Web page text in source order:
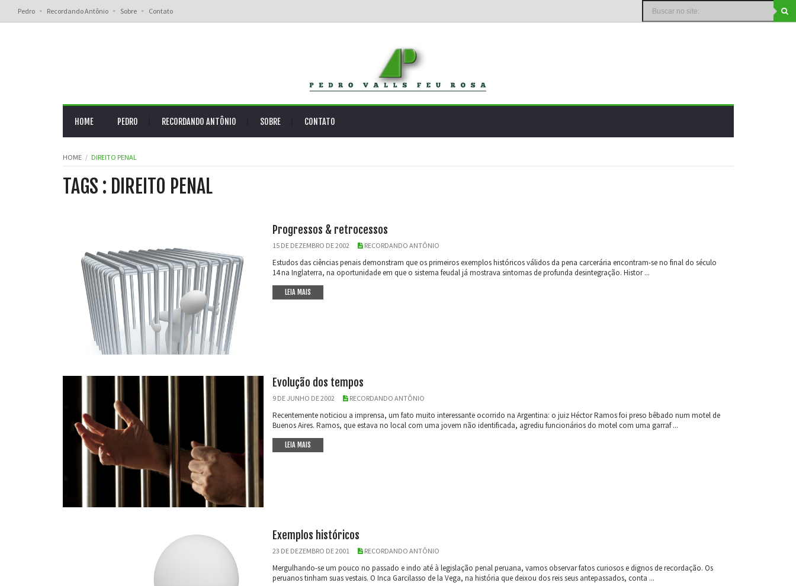
Pedro Recordando Antônio Sobre Contato
HOME PEDRO RECORDANDO ANTÔNIO SOBRE CONTATO
HOME DIREITO PENAL
TAGS : DIREITO PENAL
Progressos & retrocessos
15 DE DEZEMBRO DE 2002 RECORDANDO ANTÔNIO
Estudos das ciências penais demonstram que os primeiros exemplos históricos válidos da pena carcerária encontram-se no final do século
14 na Inglaterra, na oportunidade em que o sistema feudal já mostrava sintomas de profunda desintegração. Histor ...
LEIA MAIS
Evolução dos tempos
9 DE JUNHO DE 2002 RECORDANDO ANTÔNIO
Recentemente noticiou a imprensa, um fato muito interessante ocorrido na Argentina: o juiz Héctor Ramos foi preso bêbado num motel de
Buenos Aires. Ramos, que estava no local com uma jovem não identificada, agrediu funcionários do motel com uma garraf ...
LEIA MAIS
Exemplos históricos
23 DE DEZEMBRO DE 2001 RECORDANDO ANTÔNIO
Mergulhando-se um pouco no passado e indo até à legislação penal peruana, vamos observar fatos curiosos e dignos de recordação. Os
peruanos tinham suas vestais. O Inca Garcilasso de la Vega, na história que deixou dos reis seus antepassados, conta ...